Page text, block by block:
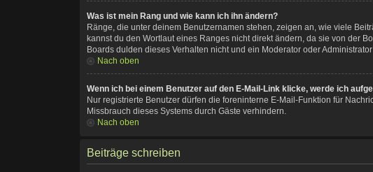
Was ist mein Rang und wie kann ich ihn ändern?
Ränge, die unter deinem Benutzernamen stehen, zeigen an, wie viele
kannst du den Wortlaut eines Ranges nicht direkt ändern, da sie von der
Boards dulden dieses Verhalten nicht und ein Moderator oder
Nach oben
Wenn ich bei einem Benutzer auf den E-Mail-Link klicke, werde ich
Nur registrierte Benutzer dürfen die foreninterne E-Mail-Funktion für
Missbrauch dieses Systems durch Gäste verhindern.
Nach oben
Beiträge schreiben